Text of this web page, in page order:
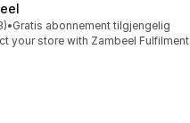
stjerner
omtaler
•Gratis abonnement tilgjengelig
your store with Zambeel Fulfilment